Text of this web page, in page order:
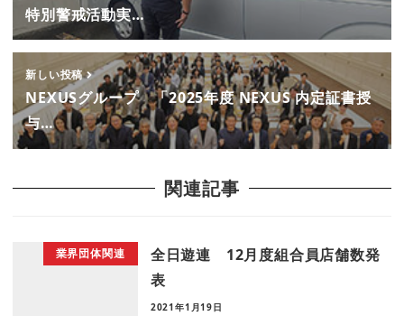
特別警戒活動実…
新しい投稿
NEXUSグループ 「2025年度 NEXUS 内定証書授
与…
関連記事
業界団体関連
全日遊連 12月度組合員店舗数発
表
2021年1月19日